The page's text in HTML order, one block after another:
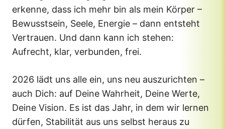
erkenne, dass ich mehr bin als mein Körper –
Bewusstsein, Seele, Energie – dann entsteht
Vertrauen. Und dann kann ich stehen:
Aufrecht, klar, verbunden, frei.
2026 lädt uns alle ein, uns neu auszurichten –
auch Dich: auf Deine Wahrheit, Deine Werte,
Deine Vision. Es ist das Jahr, in dem wir lernen
dürfen, Stabilität aus uns selbst heraus zu